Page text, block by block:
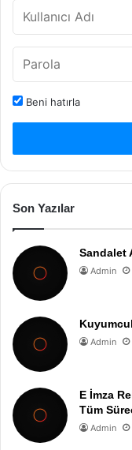
Beni hatırla
Son Yazılar
Sandalet
Admin
Admin
E İmza
Tüm
Admin